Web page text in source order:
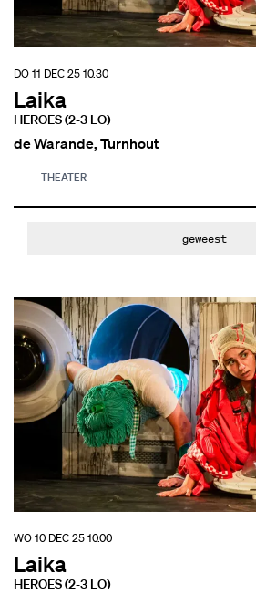
Laika
HEROES (2-3 LO)
DO 11 DEC 2510.30
de Warande, Turnhout
THEATER
geweest
Laika
HEROES (2-3 LO)
WO 10 DEC 2510.00